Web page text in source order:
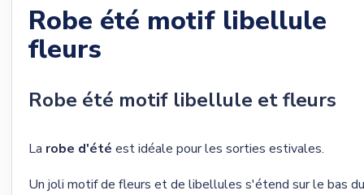
Robe été motif libellule
fleurs
Robe été motif libellule et fleurs
La robe d'été est idéale pour les sorties estivales.
Un joli motif de fleurs et de libellules s'étend sur le bas du